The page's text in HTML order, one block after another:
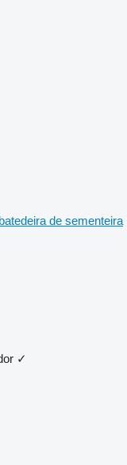
de sementeira
✓